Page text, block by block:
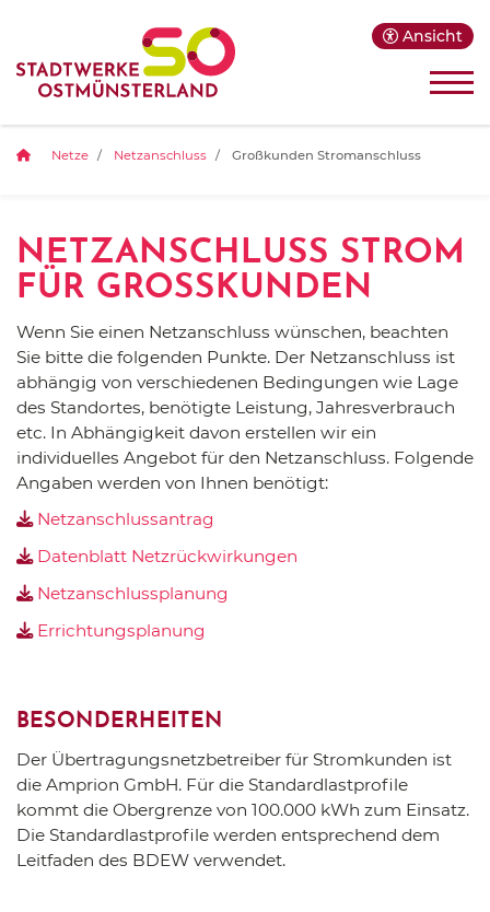
Ansicht
Netze Netzanschluss Großkunden Stromanschluss
NETZANSCHLUSS STROM
FÜR GROSSKUNDEN
Wenn Sie einen Netzanschluss wünschen, beachten
Sie bitte die folgenden Punkte. Der Netzanschluss ist
abhängig von verschiedenen Bedingungen wie Lage
des Standortes, benötigte Leistung, Jahresverbrauch
etc. In Abhängigkeit davon erstellen wir ein
individuelles Angebot für den Netzanschluss. Folgende
Angaben werden von Ihnen benötigt:
Netzanschlussantrag
Datenblatt Netzrückwirkungen
Netzanschlussplanung
Errichtungsplanung
BESONDERHEITEN
Der Übertragungsnetzbetreiber für Stromkunden ist
die Amprion GmbH. Für die Standardlastprofile
kommt die Obergrenze von 100.000 kWh zum Einsatz.
Die Standardlastprofile werden entsprechend dem
Leitfaden des BDEW verwendet.